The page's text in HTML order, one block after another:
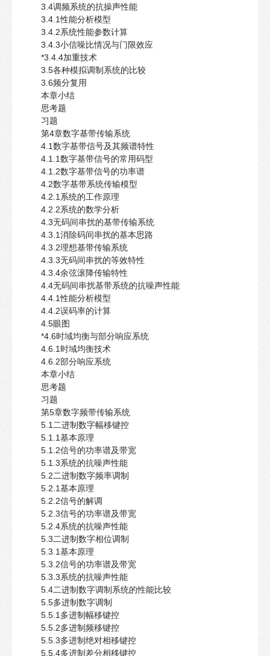
3.4调频系统的抗操声性能
3.4.1性能分析模型
3.4.2系统性能参数计算
3.4.3小信噪比情况与门限效应
*3.4.4加重技术
3.5各种模拟调制系统的比较
3.6频分复用
本章小结
思考题
习题
第4章数字基带传输系统
4.1数字基带信号及其频谱特性
4.1.1数字基带信号的常用码型
4.1.2数字基带信号的功率谱
4.2数字基带系统传输模型
4.2.1系统的工作原理
4.2.2系统的数学分析
4.3无码间串扰的基带传输系统
4.3.1消除码间串扰的基本思路
4.3.2理想基带传输系统
4.3.3无码间串扰的等效特性
4.3.4余弦滚降传输特性
4.4无码间串扰基带系统的抗噪声性能
4.4.1性能分析模型
4.4.2误码率的计算
4.5眼图
*4.6时域均衡与部分响应系统
4.6.1时域均衡技术
4.6.2部分响应系统
本章小结
思考题
习题
第5章数字频带传输系统
5.1二进制数字幅移键控
5.1.1基本原理
5.1.2信号的功率谱及带宽
5.1.3系统的抗噪声性能
5.2二进制数字频率调制
5.2.1基本原理
5.2.2信号的解调
5.2.3信号的功率谱及带宽
5.2.4系统的抗噪声性能
5.3二进制数字相位调制
5.3.1基本原理
5.3.2信号的功率谱及带宽
5.3.3系统的抗噪声性能
5.4二进制数字调制系统的性能比较
5.5多进制数字调制
5.5.1多进制幅移键控
5.5.2多进制频移键控
5.5.3多进制绝对相移键控
5.5.4多进制差分相移键控